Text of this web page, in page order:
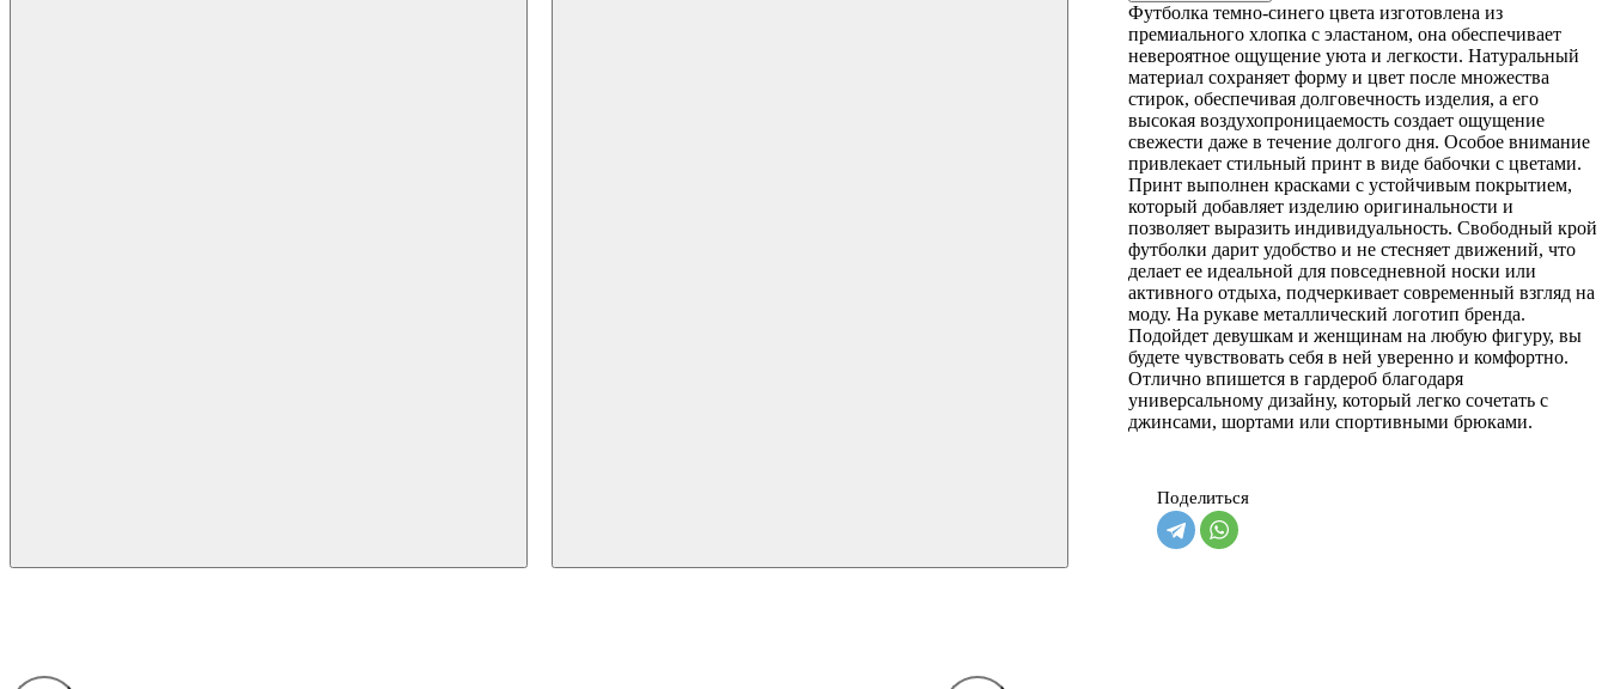
Футболка темно-синего цвета изготовлена из
премиального хлопка с эластаном, она обеспечивает
невероятное ощущение уюта и легкости. Натуральный
материал сохраняет форму и цвет после множества
стирок, обеспечивая долговечность изделия, а его
высокая воздухопроницаемость создает ощущение
свежести даже в течение долгого дня. Особое внимание
привлекает стильный принт в виде бабочки с цветами.
Принт выполнен красками с устойчивым покрытием,
который добавляет изделию оригинальности и
позволяет выразить индивидуальность. Свободный крой
футболки дарит удобство и не стесняет движений, что
делает ее идеальной для повседневной носки или
активного отдыха, подчеркивает современный взгляд на
моду. На рукаве металлический логотип бренда.
Подойдет девушкам и женщинам на любую фигуру, вы
будете чувствовать себя в ней уверенно и комфортно.
Отлично впишется в гардероб благодаря
универсальному дизайну, который легко сочетать с
джинсами, шортами или спортивными брюками.
Поделиться